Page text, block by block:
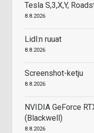
Tesla S,3,X,Y,
8.8.2026
Lidl:n ruuat
8.8.2026
Screenshot-ketju
8.8.2026
NVIDIA GeForce
(Blackwell)
8.8.2026